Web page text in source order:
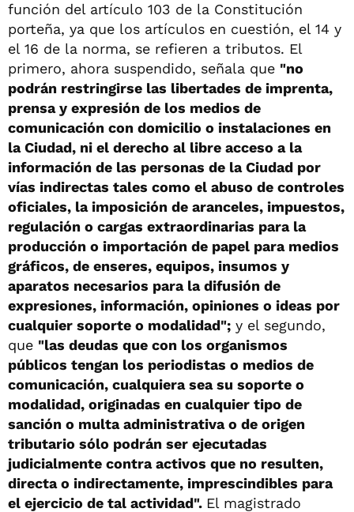
función del artículo 103 de la Constitución
porteña, ya que los artículos en cuestión, el 14 y
el 16 de la norma, se refieren a tributos. El
primero, ahora suspendido, señala que "no
podrán restringirse las libertades de imprenta,
prensa y expresión de los medios de
comunicación con domicilio o instalaciones en
la Ciudad, ni el derecho al libre acceso a la
información de las personas de la Ciudad por
vías indirectas tales como el abuso de controles
oficiales, la imposición de aranceles, impuestos,
regulación o cargas extraordinarias para la
producción o importación de papel para medios
gráficos, de enseres, equipos, insumos y
aparatos necesarios para la difusión de
expresiones, información, opiniones o ideas por
cualquier soporte o modalidad"; y el segundo,
que "las deudas que con los organismos
públicos tengan los periodistas o medios de
comunicación, cualquiera sea su soporte o
modalidad, originadas en cualquier tipo de
sanción o multa administrativa o de origen
tributario sólo podrán ser ejecutadas
judicialmente contra activos que no resulten,
directa o indirectamente, imprescindibles para
el ejercicio de tal actividad". El magistrado